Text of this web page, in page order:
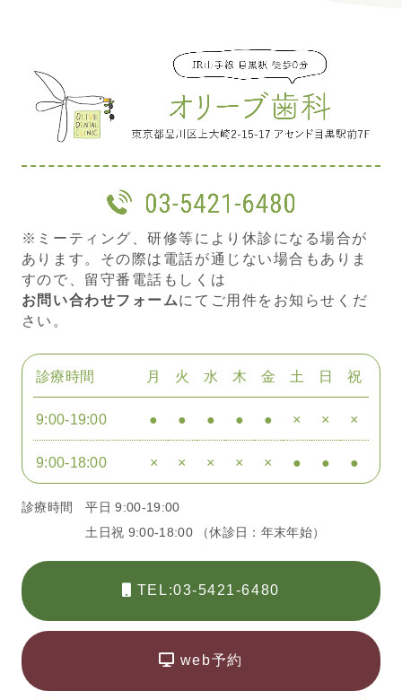
※ミーティング、研修等により休診になる場合が
あります。その際は電話が通じない場合もありま
すので、留守番電話もしくは
お問い合わせフォームにてご用件をお知らせくだ
さい。
診療時間 月 火 水 木 金 土 日 祝
9:00-19:00 ● ● ● ● ● × × ×
9:00-18:00 × × × × × ● ● ●
診療時間
平日 9:00-19:00
土日祝 9:00-18:00 （休診日：年末年始）
TEL:03-5421-6480
web予約